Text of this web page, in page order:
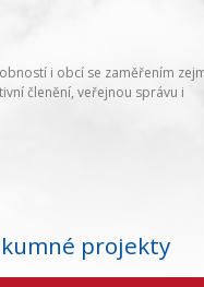
i obcí se zaměřením
členění, veřejnou správu i
projekty